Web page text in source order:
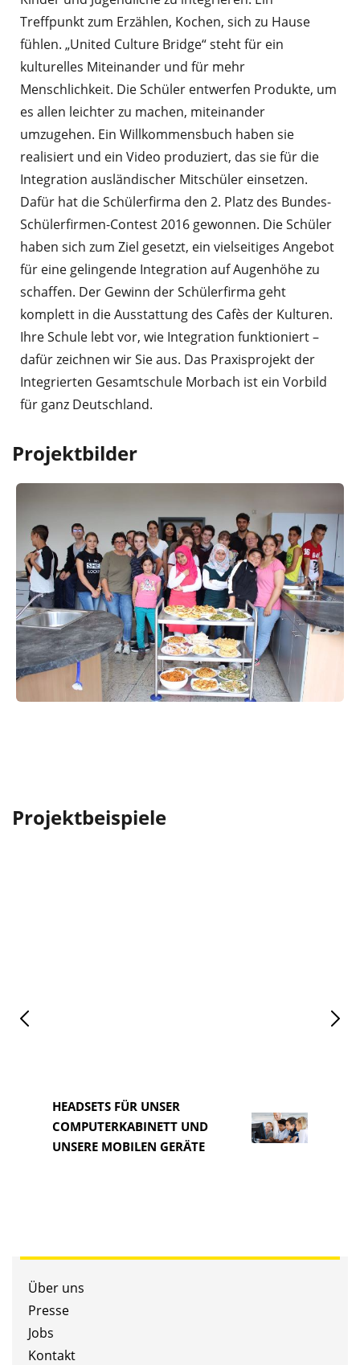
Treffpunkt zum Erzählen, Kochen, sich zu Hause
fühlen. „United Culture Bridge“ steht für ein
kulturelles Miteinander und für mehr
Menschlichkeit. Die Schüler entwerfen Produkte, um
es allen leichter zu machen, miteinander
umzugehen. Ein Willkommensbuch haben sie
realisiert und ein Video produziert, das sie für die
Integration ausländischer Mitschüler einsetzen.
Dafür hat die Schülerfirma den 2. Platz des Bundes-
Schülerfirmen-Contest 2016 gewonnen. Die Schüler
haben sich zum Ziel gesetzt, ein vielseitiges Angebot
für eine gelingende Integration auf Augenhöhe zu
schaffen. Der Gewinn der Schülerfirma geht
komplett in die Ausstattung des Cafès der Kulturen.
Ihre Schule lebt vor, wie Integration funktioniert –
dafür zeichnen wir Sie aus. Das Praxisprojekt der
Integrierten Gesamtschule Morbach ist ein Vorbild
für ganz Deutschland.
Projektbilder
Projektbeispiele
HEADSETS FÜR UNSER
COMPUTERKABINETT UND
UNSERE MOBILEN GERÄTE
Über uns
Presse
Jobs
Kontakt